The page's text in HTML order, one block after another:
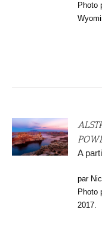
Photo
A
par
Photo
2017.